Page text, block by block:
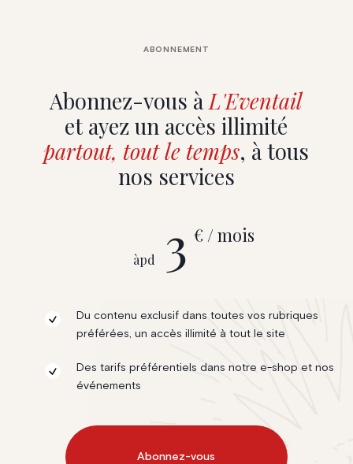
Abonnez-vous àL'Eventail
et ayez un accès illimité
partout, tout le temps, à tous
nos services
ABONNEMENT
àpd 3 € / mois
Du contenu exclusif dans toutes vos rubriques
préférées, un accès illimité à tout le site
Des tarifs préférentiels dans notre e-shop et nos
événements
Abonnez-vous